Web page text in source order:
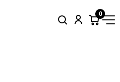
SearchAccount
0
Items